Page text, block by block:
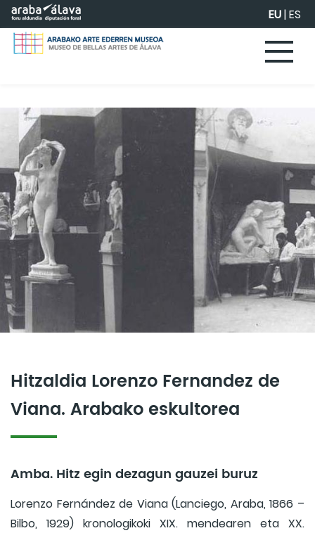
Eduki nagusira joan EU|ES
Hitzaldia Lorenzo Fernandez de
Viana. Arabako eskultorea
Amba. Hitz egin dezagun gauzei buruz
Lorenzo Fernández de Viana (Lanciego, Araba, 1866 –
Bilbo, 1929) kronologikoki XIX. mendearen eta XX.